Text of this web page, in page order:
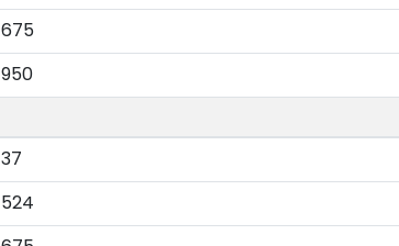
675
950
37
524